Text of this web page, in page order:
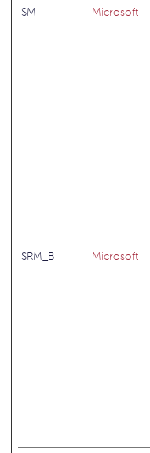
SM Microsoft
SRM_B Microsoft